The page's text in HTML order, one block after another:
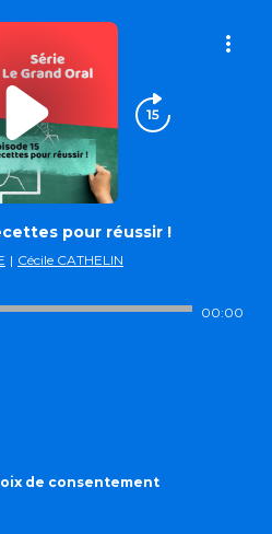
pour réussir !
| Cécile CATHELIN
00:00
de consentement